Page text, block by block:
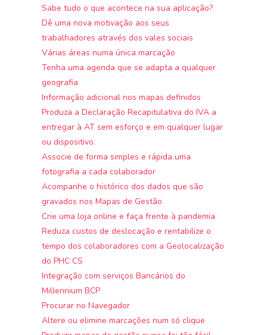
Sabe tudo o que acontece na sua aplicação?
Dê uma nova motivação aos seus
trabalhadores através dos vales sociais
Várias áreas numa única marcação
Tenha uma agenda que se adapta a qualquer
geografia
Informação adicional nos mapas definidos
Produza a Declaração Recapitulativa do IVA a
entregar à AT sem esforço e em qualquer lugar
ou dispositivo.
Associe de forma simples e rápida uma
fotografia a cada colaborador
Acompanhe o histórico dos dados que são
gravados nos Mapas de Gestão
Crie uma loja online e faça frente à pandemia
Reduza custos de deslocação e rentabilize o
tempo dos colaboradores com a Geolocalização
do PHC CS
Integração com serviços Bancários do
Millennium BCP
Procurar no Navegador
Altere ou elimine marcações num só clique